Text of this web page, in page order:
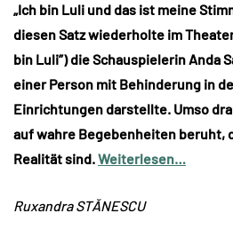
„Ich bin Luli und das ist meine
diesen Satz wiederholte im
bin Luli”) die Schauspielerin Anda
einer Person mit Behinderung in
Einrichtungen darstellte. Umso
auf wahre Begebenheiten beruht,
Realität sind.Weiterlesen…
Ruxandra STĂNESCU